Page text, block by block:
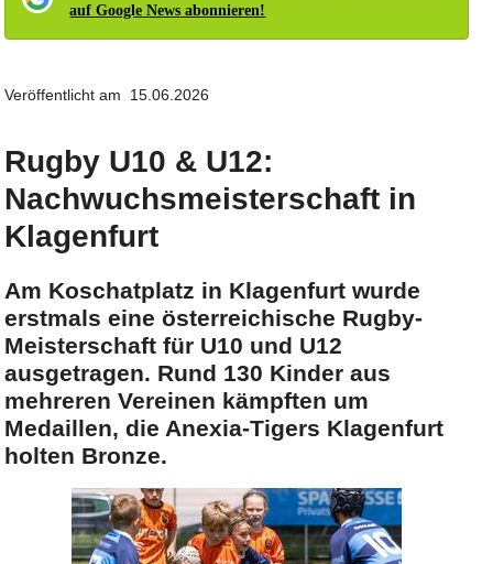
auf Google News abonnieren!
Veröffentlicht am 15.06.2026
Rugby U10 & U12:
Nachwuchsmeisterschaft in
Klagenfurt
Am Koschatplatz in Klagenfurt wurde
erstmals eine österreichische Rugby-
Meisterschaft für U10 und U12
ausgetragen. Rund 130 Kinder aus
mehreren Vereinen kämpften um
Medaillen, die Anexia-Tigers Klagenfurt
holten Bronze.